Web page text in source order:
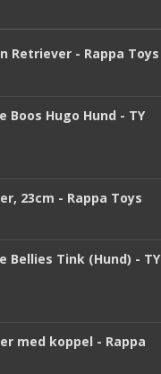
Retriever - Rappa Toys
Boos Hugo Hund - TY
23cm - Rappa Toys
Bellies Tink (Hund) - TY
med koppel - Rappa